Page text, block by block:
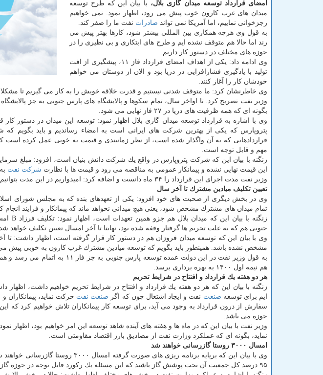
امضای قرارداد توسعه میدان گازی بلال، با بیان این كه طرح توسعه
میدان های غرب كارون خوب پیش می رود، اظهار نمود: نمی خواهیم
رجزخوانی نماییم، اما آمریكا نمی تواند صادرات نفت ما را صفر كند.
به قول وی هرچه همكاری بین المللی بیشتر شود، كارها بهتر پیش می
رند اما حالا هم متوقف نشده ایم و طرح های ابتكاری و بی نظیری را در
حوزه های مختلف در دستور كار داریم.
وی ادامه داد: یكی از اهداف امضای قرارداد فاز ۱۱، پیشگیری از افت
تولید با یادگیری فشارافزایی در دریا بود و الان از دوستان می خواهم
خودشان كار را آغاز كنند.
وی خاطرنشان كرد: ما متوقف شدنی نیستیم و قدرت خلاقه خویش را به كار می گیریم تا
بگونه ای كه همه ظرفیت های دریا در ۲۷ فاز نهایی می شود.
وی با اشاره به قرارداد توسعه میدان گازی بلال اظهار نمود: توسعه این میدان در دستور كار
پتروپارس كه یكی از بهترین شركت های ایرانی است به امضاء رساندیم و باید بگویم
قراردادهایی كه به آن واگذار شده است، از نظر زمانبندی و قیمت به خوبی عمل كرده است
مهم و قابل توجه است.
این قیمت نهایی نشده و پیمانكار عمومی به مناقصه می رود و قیمت ها با نظارت شركت نفت
وزیر نفت مدت اجرای این قرارداد را ۳۴ ماه دانست و اضافه كرد: امیدواریم در این مدت بتوانیم شاهد اتفاقات خوبی در این عرصه باشیم.
تعیین تكلیف میادین مشترك تا آخر سال
وی در بخش دیگری از صحبت های خود افزود: یكی از تعهدهای بنده كه به مجلس شورای
تمام میدان های مشترك مشخص شود، یعنی هیچ میدانی نخواهد ماند كه پیمانكار و فرایند
جنوبی هم كه به علت تحریم ها گرفتار وقفه شده بود، نهایتا تا آخر امسال تعیین تكلیف خواهد
وی با بیان این كه توسعه میدان فروزان هم در دستور كار قرار گرفته است، اظهار داشت:
مشخص نشده باشد. همینطور باید بگویم كه توسعه میادین مشترك غرب كارون به خوبی پیش می
هم نیمه اول ۱۴۰۰ به بهره برداری برسد.
هر دو هفته یك قرارداد و افتتاح در شرایط تحریم
زنگنه با بیان این كه هر دو هفته یك قرارداد و افتتاح در شرایط تحریم خواهیم داشت، اظهار
ایم برای توسعه صنعت نفت و ایجاد اشتغال چون كه اگر صنعت نفت حركت نماید، پیمانكاران
سفارش از درون قرارداد به وجود می آید، برای توسعه كار پیمانكاران تلاش خواهیم كرد كه
حوزه می باشد.
وزیر نفت با بیان این كه در ماه ها و هفته های آینده شاهد توسعه این امر خواهیم بود، اظهار
نماید، بگونه ای كه عملكرد وزارت نفت از مصادیق بارز اقتصاد مقاومتی است.
امسال ۳۰۰۰ روستا گازرسانی خواهند شد
وی با بیان این كه برپایه برنامه ریزی های
۹۵ درصد كل جمعیت آن تحت پوشش گاز باشند كه این مسئله یك ركورد قابل توجه در حوزه گازرسانی